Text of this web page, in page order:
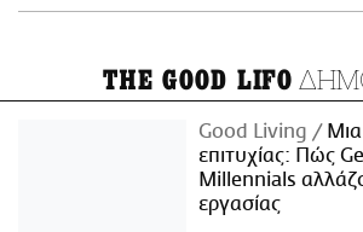
THE GOOD LIFO
Good Living
Μια
επιτυχίας: Πώς
Millennials
εργασίας